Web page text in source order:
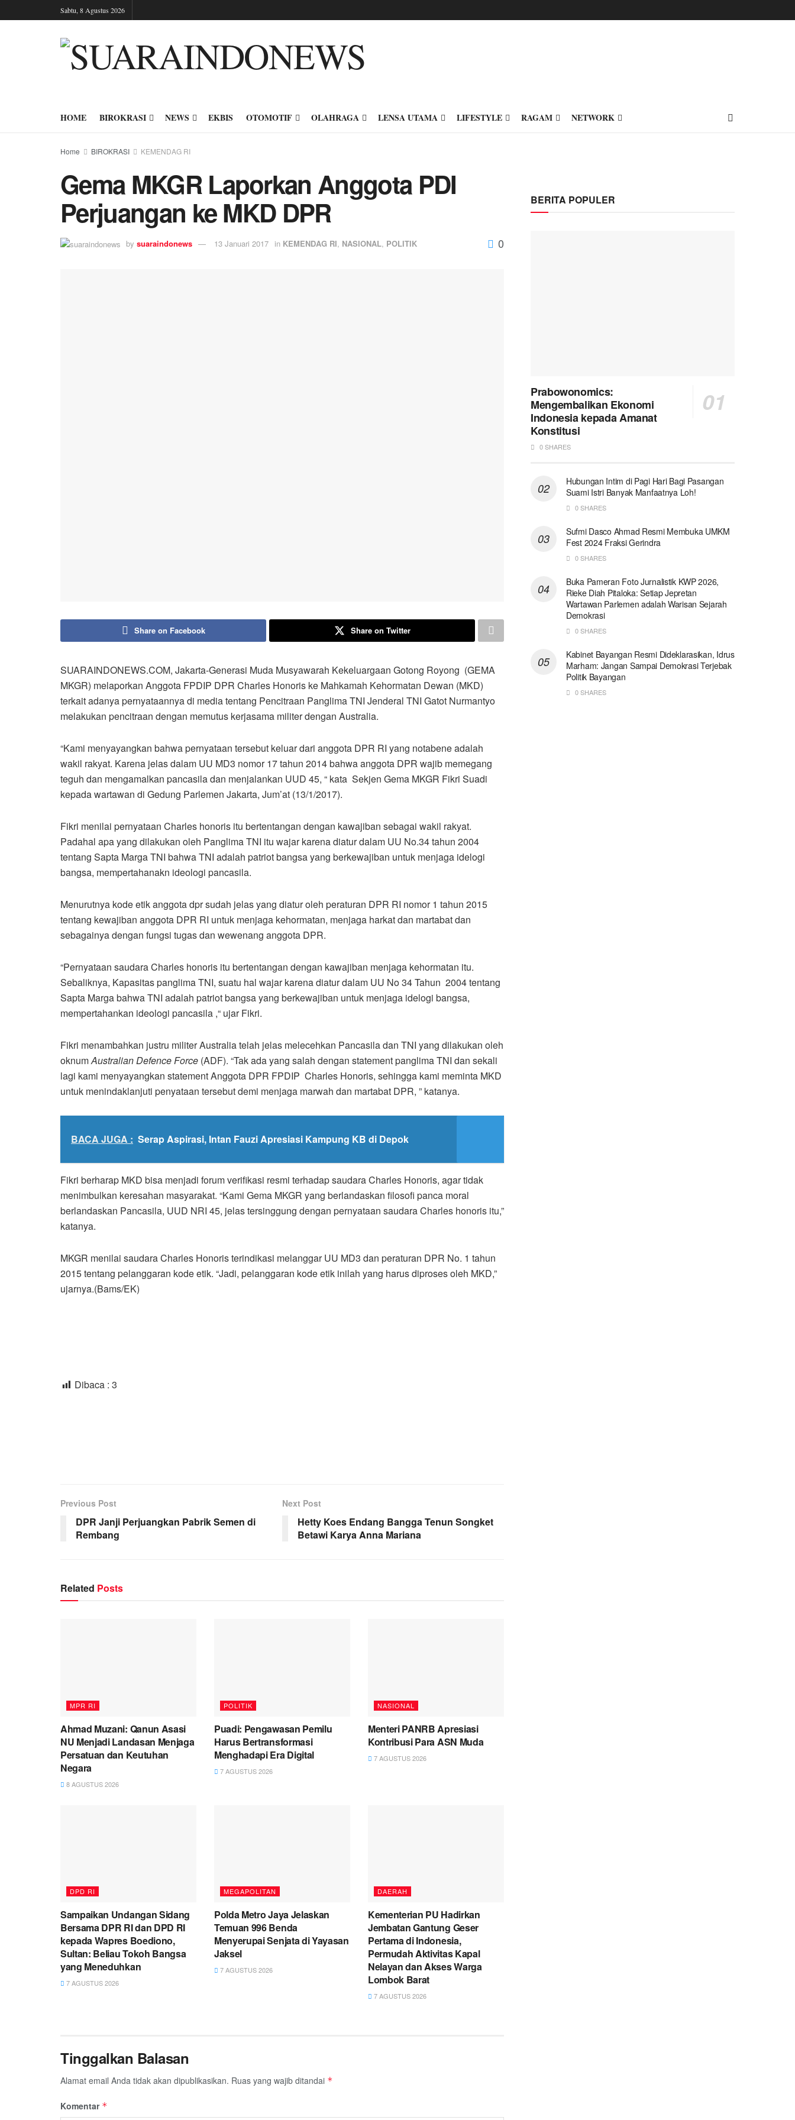
Sabtu, 8 Agustus 2026
HOME BIROKRASI NEWS EKBIS OTOMOTIF OLAHRAGA LENSA UTAMA LIFESTYLE RAGAM NETWORK
Home BIROKRASI KEMENDAG RI
Gema MKGR Laporkan Anggota PDI
Perjuangan ke MKD DPR
by suaraindonews 13 Januari 2017 in KEMENDAG RI, NASIONAL, POLITIK 0
Share on Facebook Share on Twitter
SUARAINDONEWS.COM, Jakarta-Generasi Muda Musyawarah Kekeluargaan Gotong Royong (GEMA
MKGR) melaporkan Anggota FPDIP DPR Charles Honoris ke Mahkamah Kehormatan Dewan (MKD)
terkait adanya pernyataannya di media tentang Pencitraan Panglima TNI Jenderal TNI Gatot Nurmantyo
melakukan pencitraan dengan memutus kerjasama militer dengan Australia.
“Kami menyayangkan bahwa pernyataan tersebut keluar dari anggota DPR RI yang notabene adalah
wakil rakyat. Karena jelas dalam UU MD3 nomor 17 tahun 2014 bahwa anggota DPR wajib memegang
teguh dan mengamalkan pancasila dan menjalankan UUD 45, “ kata Sekjen Gema MKGR Fikri Suadi
kepada wartawan di Gedung Parlemen Jakarta, Jum’at (13/1/2017).
Fikri menilai pernyataan Charles honoris itu bertentangan dengan kawajiban sebagai wakil rakyat.
Padahal apa yang dilakukan oleh Panglima TNI itu wajar karena diatur dalam UU No.34 tahun 2004
tentang Sapta Marga TNI bahwa TNI adalah patriot bangsa yang berkewajiban untuk menjaga idelogi
bangsa, mempertahanakn ideologi pancasila.
Menurutnya kode etik anggota dpr sudah jelas yang diatur oleh peraturan DPR RI nomor 1 tahun 2015
tentang kewajiban anggota DPR RI untuk menjaga kehormatan, menjaga harkat dan martabat dan
sebagainya dengan fungsi tugas dan wewenang anggota DPR.
“Pernyataan saudara Charles honoris itu bertentangan dengan kawajiban menjaga kehormatan itu.
Sebaliknya, Kapasitas panglima TNI, suatu hal wajar karena diatur dalam UU No 34 Tahun 2004 tentang
Sapta Marga bahwa TNI adalah patriot bangsa yang berkewajiban untuk menjaga idelogi bangsa,
mempertahankan ideologi pancasila ,“ ujar Fikri.
Fikri menambahkan justru militer Australia telah jelas melecehkan Pancasila dan TNI yang dilakukan oleh
oknumAustralian Defence Force (ADF). “Tak ada yang salah dengan statement panglima TNI dan sekali
lagi kami menyayangkan statement Anggota DPR FPDIP Charles Honoris, sehingga kami meminta MKD
untuk menindaklanjuti penyataan tersebut demi menjaga marwah dan martabat DPR, ” katanya.
BACA JUGA : Serap Aspirasi, Intan Fauzi Apresiasi Kampung KB di Depok
Fikri berharap MKD bisa menjadi forum verifikasi resmi terhadap saudara Charles Honoris, agar tidak
menimbulkan keresahan masyarakat. “Kami Gema MKGR yang berlandaskan filosofi panca moral
berlandaskan Pancasila, UUD NRI 45, jelas tersinggung dengan pernyataan saudara Charles honoris itu,”
katanya.
MKGR menilai saudara Charles Honoris terindikasi melanggar UU MD3 dan peraturan DPR No. 1 tahun
2015 tentang pelanggaran kode etik. “Jadi, pelanggaran kode etik inilah yang harus diproses oleh MKD,”
ujarnya.(Bams/EK)
Dibaca : 3
Previous Post
DPR Janji Perjuangkan Pabrik Semen di
Rembang
Next Post
Hetty Koes Endang Bangga Tenun Songket
Betawi Karya Anna Mariana
Related Posts
MPR RI
Ahmad Muzani: Qanun Asasi
NU Menjadi Landasan Menjaga
Persatuan dan Keutuhan
Negara
8 AGUSTUS 2026
POLITIK
Puadi: Pengawasan Pemilu
Harus Bertransformasi
Menghadapi Era Digital
7 AGUSTUS 2026
NASIONAL
Menteri PANRB Apresiasi
Kontribusi Para ASN Muda
7 AGUSTUS 2026
DPD RI
Sampaikan Undangan Sidang
Bersama DPR RI dan DPD RI
kepada Wapres Boediono,
Sultan: Beliau Tokoh Bangsa
yang Meneduhkan
7 AGUSTUS 2026
MEGAPOLITAN
Polda Metro Jaya Jelaskan
Temuan 996 Benda
Menyerupai Senjata di Yayasan
Jaksel
7 AGUSTUS 2026
DAERAH
Kementerian PU Hadirkan
Jembatan Gantung Geser
Pertama di Indonesia,
Permudah Aktivitas Kapal
Nelayan dan Akses Warga
Lombok Barat
7 AGUSTUS 2026
Tinggalkan Balasan
Alamat email Anda tidak akan dipublikasikan. Ruas yang wajib ditandai *
Komentar *
BERITA POPULER
Prabowonomics:
Mengembalikan Ekonomi
Indonesia kepada Amanat
Konstitusi
0 SHARES
Hubungan Intim di Pagi Hari Bagi Pasangan
Suami Istri Banyak Manfaatnya Loh!
0 SHARES
Sufmi Dasco Ahmad Resmi Membuka UMKM
Fest 2024 Fraksi Gerindra
0 SHARES
Buka Pameran Foto Jurnalistik KWP 2026,
Rieke Diah Pitaloka: Setiap Jepretan
Wartawan Parlemen adalah Warisan Sejarah
Demokrasi
0 SHARES
Kabinet Bayangan Resmi Dideklarasikan, Idrus
Marham: Jangan Sampai Demokrasi Terjebak
Politik Bayangan
0 SHARES